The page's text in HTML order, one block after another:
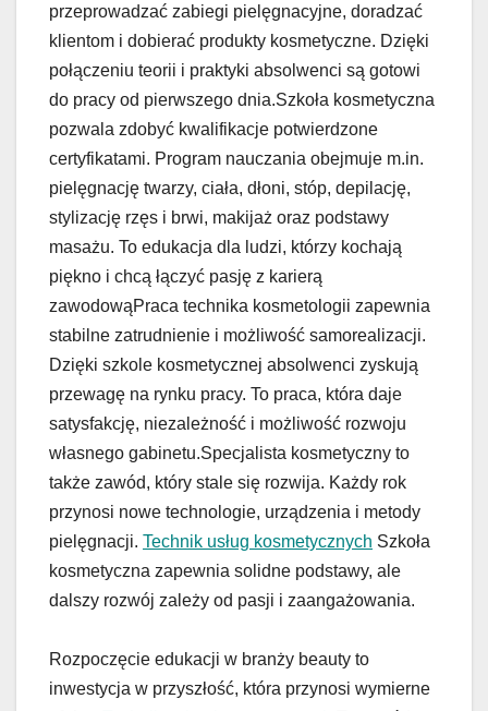
przeprowadzać zabiegi pielęgnacyjne, doradzać
klientom i dobierać produkty kosmetyczne. Dzięki
połączeniu teorii i praktyki absolwenci są gotowi
do pracy od pierwszego dnia.Szkoła kosmetyczna
pozwala zdobyć kwalifikacje potwierdzone
certyfikatami. Program nauczania obejmuje m.in.
pielęgnację twarzy, ciała, dłoni, stóp, depilację,
stylizację rzęs i brwi, makijaż oraz podstawy
masażu. To edukacja dla ludzi, którzy kochają
piękno i chcą łączyć pasję z karierą
zawodowąPraca technika kosmetologii zapewnia
stabilne zatrudnienie i możliwość samorealizacji.
Dzięki szkole kosmetycznej absolwenci zyskują
przewagę na rynku pracy. To praca, która daje
satysfakcję, niezależność i możliwość rozwoju
własnego gabinetu.Specjalista kosmetyczny to
także zawód, który stale się rozwija. Każdy rok
przynosi nowe technologie, urządzenia i metody
pielęgnacji. Technik usług kosmetycznych Szkoła
kosmetyczna zapewnia solidne podstawy, ale
dalszy rozwój zależy od pasji i zaangażowania.
Rozpoczęcie edukacji w branży beauty to
inwestycja w przyszłość, która przynosi wymierne